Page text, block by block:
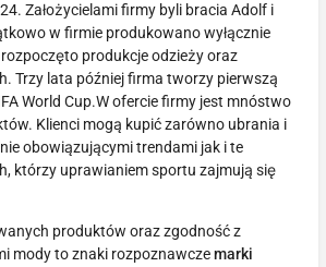
Założycielami firmy byli bracia Adolf i
w firmie produkowano wyłącznie
produkcje odzieży oraz
Trzy lata później firma tworzy pierwszą
World Cup.W ofercie firmy jest mnóstwo
Klienci mogą kupić zarówno ubrania i
obowiązującymi trendami jak i te
którzy uprawianiem sportu zajmują się
produktów oraz zgodność z
mody to znaki rozpoznawczemarki